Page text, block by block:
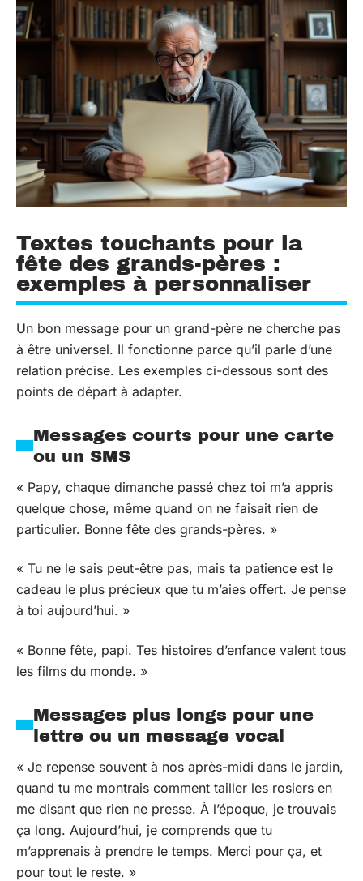
Textes touchants pour la
fête des grands-pères :
exemples à personnaliser
Un bon message pour un grand-père ne cherche pas
à être universel. Il fonctionne parce qu’il parle d’une
relation précise. Les exemples ci-dessous sont des
points de départ à adapter.
Messages courts pour une carte
ou un SMS
« Papy, chaque dimanche passé chez toi m’a appris
quelque chose, même quand on ne faisait rien de
particulier. Bonne fête des grands-pères. »
« Tu ne le sais peut-être pas, mais ta patience est le
cadeau le plus précieux que tu m’aies offert. Je pense
à toi aujourd’hui. »
« Bonne fête, papi. Tes histoires d’enfance valent tous
les films du monde. »
Messages plus longs pour une
lettre ou un message vocal
« Je repense souvent à nos après-midi dans le jardin,
quand tu me montrais comment tailler les rosiers en
me disant que rien ne presse. À l’époque, je trouvais
ça long. Aujourd’hui, je comprends que tu
m’apprenais à prendre le temps. Merci pour ça, et
pour tout le reste. »